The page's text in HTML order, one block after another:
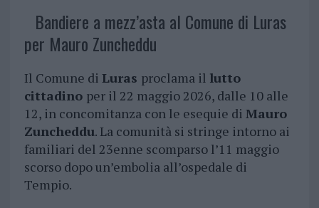
Bandiere a mezz’asta al Comune di Luras
per Mauro Zuncheddu
Il Comune di Luras proclama il lutto
cittadino per il 22 maggio 2026, dalle 10 alle
12, in concomitanza con le esequie di Mauro
Zuncheddu. La comunità si stringe intorno ai
familiari del 23enne scomparso l’11 maggio
scorso dopo un’embolia all’ospedale di
Tempio.